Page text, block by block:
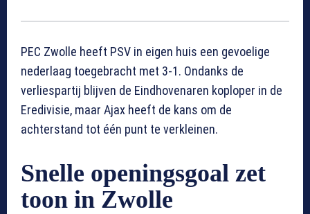
PEC Zwolle heeft PSV in eigen huis een gevoelige
nederlaag toegebracht met 3-1. Ondanks de
verliespartij blijven de Eindhovenaren koploper in de
Eredivisie, maar Ajax heeft de kans om de
achterstand tot één punt te verkleinen.
Snelle openingsgoal zet
toon in Zwolle